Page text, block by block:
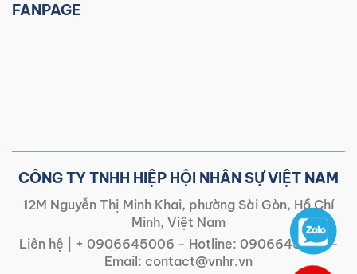
FANPAGE
CÔNG TY TNHH HIỆP HỘI NHÂN SỰ VIỆT NAM
12M Nguyễn Thị Minh Khai, phường Sài Gòn, Hồ Chí
Minh, Việt Nam
Liên hệ |
+ 0906645006 - Hotline: 0906645006-
Email: contact@vnhr.vn